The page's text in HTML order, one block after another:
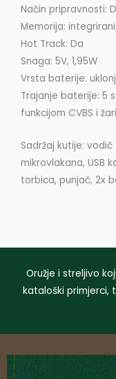
Način pripravnosti:
Memorija:
Hot Track: Da
Snaga: 5V, 1,95W
Vrsta baterije:
Trajanje baterije: 5
funkcijom CVBS i
Sadržaj kutije:
mikrovlakana, USB
torbica, punjač, ​​2x
Oružje i streljivo
kataloški primjerci,